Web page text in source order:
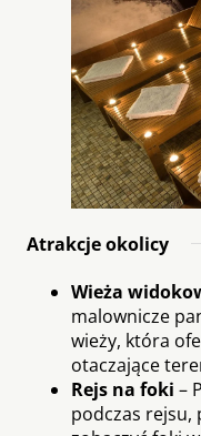
Atrakcje okolicy
Wieża
malownicze
wieży, która
otaczające
Rejs na foki –
podczas rejsu,